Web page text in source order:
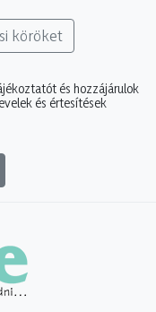
köröket
és hozzájárulok
és értesítések